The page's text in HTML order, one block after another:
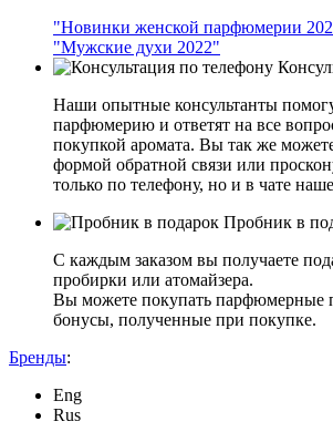
"Новинки женской парфюмерии
"Мужские духи 2022"
Наши опытные консультанты
парфюмерию и ответят на все
покупкой аромата. Вы так же
формой обратной связи или
только по телефону, но и в чате
Пробник в
С каждым заказом вы получаете
пробирки или атомайзера.
Вы можете покупать парфюмерные
бонусы, полученные при покупке.
Бренды:
Eng
Rus